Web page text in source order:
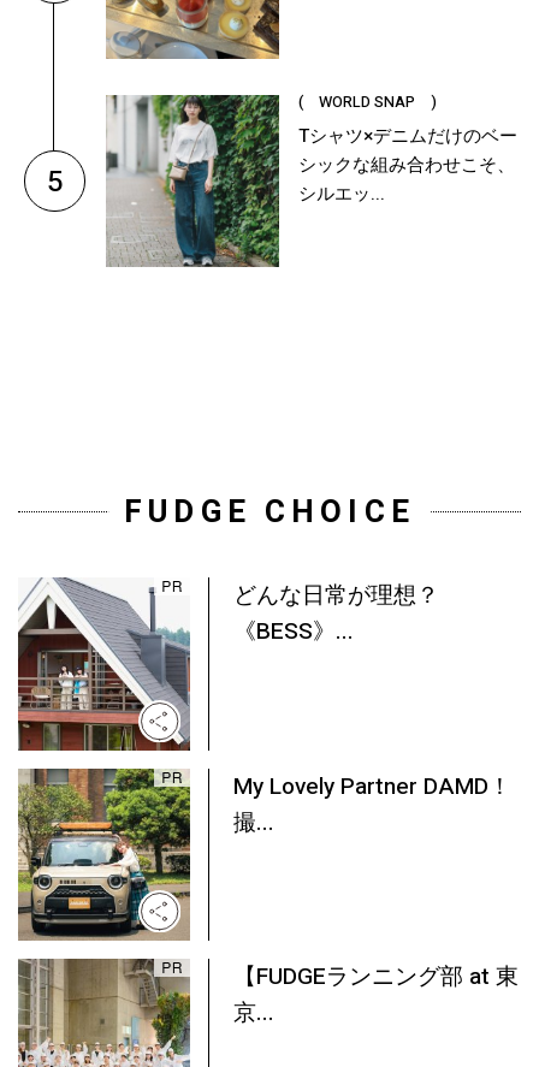
5
( WORLD SNAP )
Tシャツ×デニムだけのベー
シックな組み合わせこそ、
シルエッ...
FUDGE CHOICE
どんな日常が理想？
《BESS》...
My Lovely Partner DAMD！
撮...
【FUDGEランニング部 at 東
京...